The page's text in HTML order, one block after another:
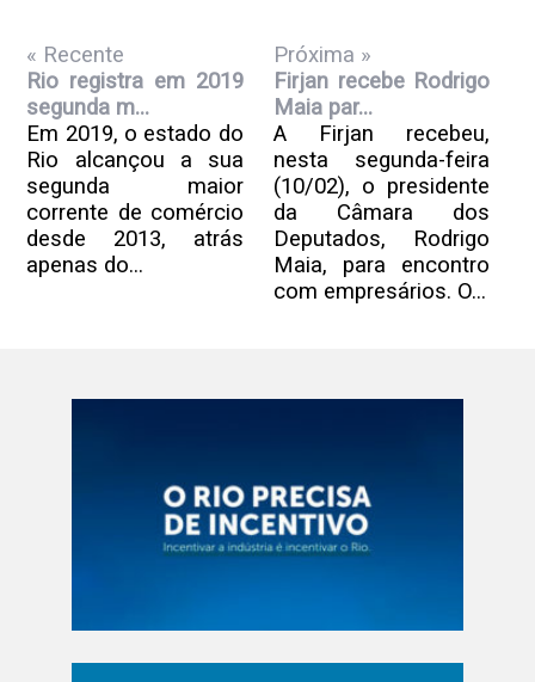
« Recente
Rio registra em 2019
segunda m...
Em 2019, o estado do
Rio alcançou a sua
segunda maior
corrente de comércio
desde 2013, atrás
apenas do...
Próxima »
Firjan recebe Rodrigo
Maia par...
A Firjan recebeu,
nesta segunda-feira
(10/02), o presidente
da Câmara dos
Deputados, Rodrigo
Maia, para encontro
com empresários. O...